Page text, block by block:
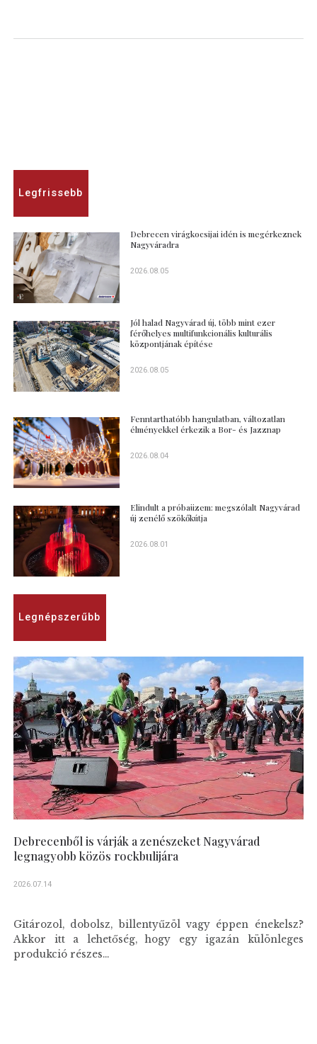
Legfrissebb
Debrecen virágkocsijai idén is megérkeznek
Nagyváradra
2026.08.05
Jól halad Nagyvárad új, több mint ezer
férőhelyes multifunkcionális kulturális
központjának építése
2026.08.05
Fenntarthatóbb hangulatban, változatlan
élményekkel érkezik a Bor- és Jazznap
2026.08.04
Elindult a próbaüzem: megszólalt Nagyvárad
új zenélő szökőkútja
2026.08.01
Legnépszerűbb
Debrecenből is várják a zenészeket Nagyvárad
legnagyobb közös rockbulijára
2026.07.14
Gitározol, dobolsz, billentyűzöl vagy éppen énekelsz?
Akkor itt a lehetőség, hogy egy igazán különleges
produkció részes...